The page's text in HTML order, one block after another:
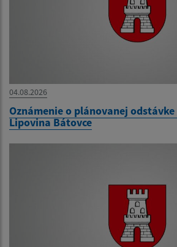
04.08.2026
Oznámenie o plánovanej
Lipovina Bátovce